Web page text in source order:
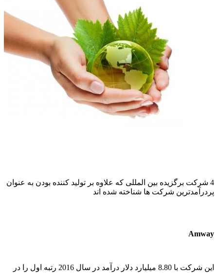
4 شرکت برگزیده بین المللی که علاوه بر تولید کننده بودن به عنوان
پردرآمدترین شرکت ها شناخته شده اند
Amway
این شرکت با 8.80 میلیارد دلار درآمد در سال 2016 رتبه اول را در